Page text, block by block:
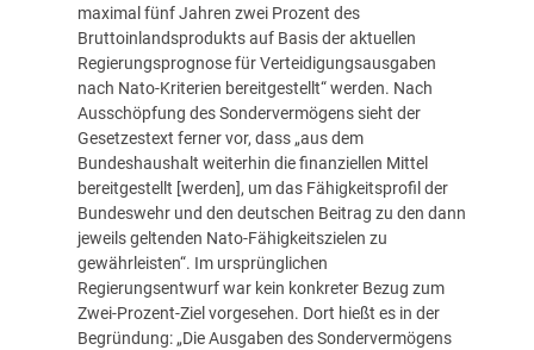
maximal fünf Jahren zwei Prozent des
Bruttoinlandsprodukts auf Basis der aktuellen
Regierungsprognose für Verteidigungsausgaben
nach Nato-Kriterien bereitgestellt“ werden. Nach
Ausschöpfung des Sondervermögens sieht der
Gesetzestext ferner vor, dass „aus dem
Bundeshaushalt weiterhin die finanziellen Mittel
bereitgestellt [werden], um das Fähigkeitsprofil der
Bundeswehr und den deutschen Beitrag zu den dann
jeweils geltenden Nato-Fähigkeitszielen zu
gewährleisten“. Im ursprünglichen
Regierungsentwurf war kein konkreter Bezug zum
Zwei-Prozent-Ziel vorgesehen. Dort hießt es in der
Begründung: „Die Ausgaben des Sondervermögens